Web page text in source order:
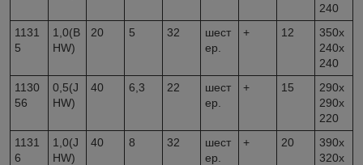
240
1131
5
1,0(B
HW)
20 5 32
шест
ер.
+ 12
350х
240х
240
1130
56
0,5(J
HW)
40 6,3 22
шест
ер.
+ 15
290х
290х
220
1131
6
1,0(J
HW)
40 8 32
шест
ер.
+ 20
390х
320х